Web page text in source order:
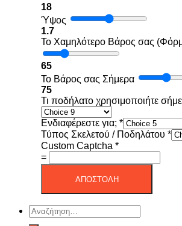
18
Ύψος
1.7
Το Χαμηλότερο Βάρος σας
65
Το Βάρος σας Σήμερα
75
Τι ποδήλατο χρησιμοποιήτε
Ενδιαφέρεστε για; *
Τύπος Σκελετού / Ποδηλάτου *
Custom Captcha *
=
ΑΠΟΣΤΟΛΗ
Αναζήτηση
για: